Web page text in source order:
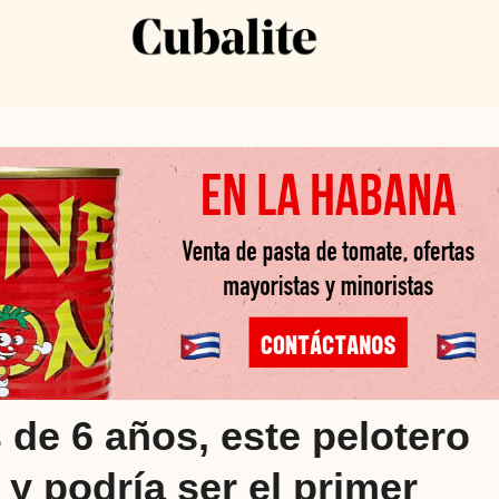
6 años, este pelotero
podría ser el primer